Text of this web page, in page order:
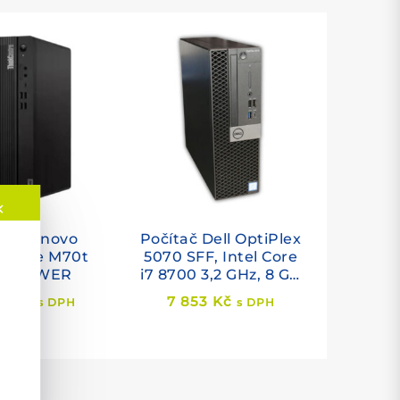
Lenovo
M70t
TOWER
s DPH
Počítač Dell OptiPlex
5070 SFF, Intel Core
i7 8700 3,2 GHz, 8 GB
RAM, 256 GB SSD M.2
NVMe, Intel HD,
7 853 Kč s DPH